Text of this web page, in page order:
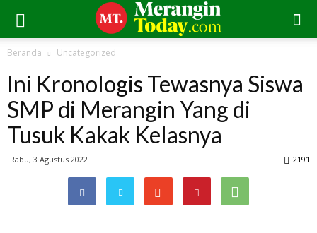
Beranda Uncategorized
Ini Kronologis Tewasnya Siswa
SMP di Merangin Yang di
Tusuk Kakak Kelasnya
Rabu, 3 Agustus 2022 2191